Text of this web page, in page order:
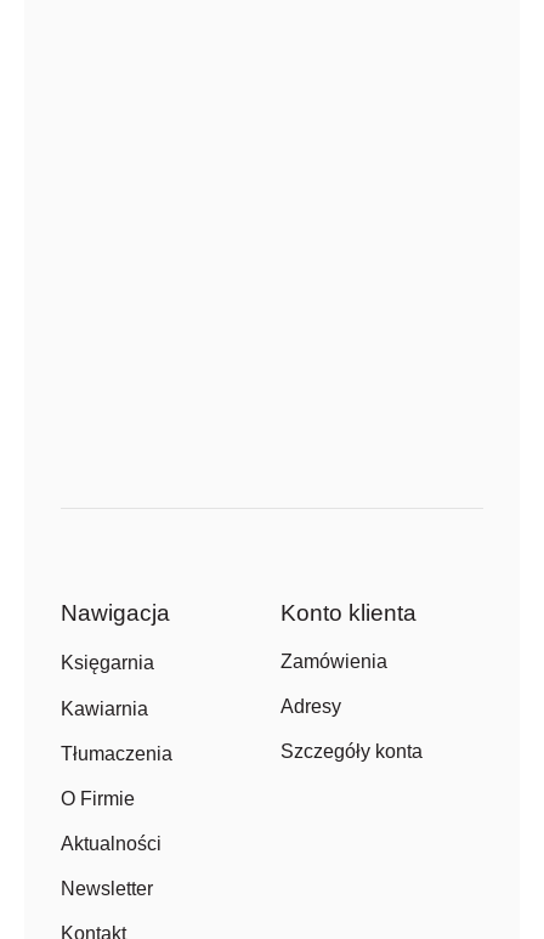
Nawigacja
Księgarnia
Kawiarnia
Tłumaczenia
O Firmie
Aktualności
Newsletter
Kontakt
Konto klienta
Zamówienia
Adresy
Szczegóły konta